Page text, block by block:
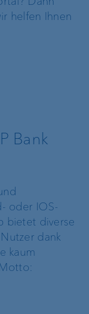
helfen Ihnen
Bank
oder IOS-
bietet diverse
dank
kaum